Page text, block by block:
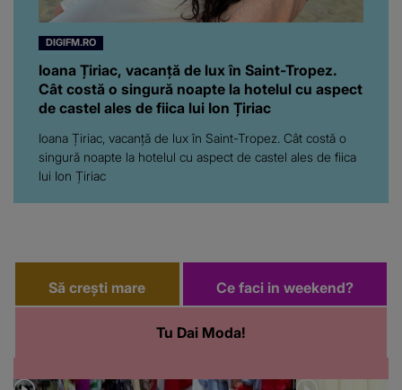
DIGIFM.RO
Ioana Țiriac, vacanță de lux în Saint-Tropez.
Cât costă o singură noapte la hotelul cu aspect
de castel ales de fiica lui Ion Țiriac
Ioana Țiriac, vacanță de lux în Saint-Tropez. Cât costă o
singură noapte la hotelul cu aspect de castel ales de fiica
lui Ion Țiriac
Să crești mare
Tu Dai Moda!
Ce faci in weekend?